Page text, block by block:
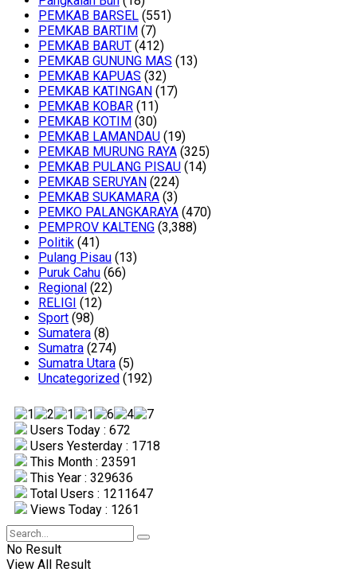
PEMKAB BARSEL (551)
PEMKAB BARTIM (7)
PEMKAB BARUT (412)
PEMKAB GUNUNG MAS (13)
PEMKAB KAPUAS (32)
PEMKAB KATINGAN (17)
PEMKAB KOBAR (11)
PEMKAB KOTIM (30)
PEMKAB LAMANDAU (19)
PEMKAB MURUNG RAYA (325)
PEMKAB PULANG PISAU (14)
PEMKAB SERUYAN (224)
PEMKAB SUKAMARA (3)
PEMKO PALANGKARAYA (470)
PEMPROV KALTENG (3,388)
Politik (41)
Pulang Pisau (13)
Puruk Cahu (66)
Regional (22)
RELIGI (12)
Sport (98)
Sumatera (8)
Sumatra (274)
Sumatra Utara (5)
Uncategorized (192)
Users Today : 672
Users Yesterday : 1718
This Month : 23591
This Year : 329636
Total Users : 1211647
Views Today : 1261
No Result
View All Result